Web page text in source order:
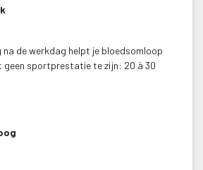
na de werkdag helpt je bloedsomloop
geen sportprestatie te zijn: 20 à 30